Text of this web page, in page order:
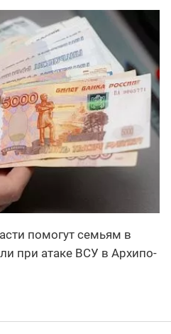
помогут семьям в
при атаке ВСУ в Архипо-